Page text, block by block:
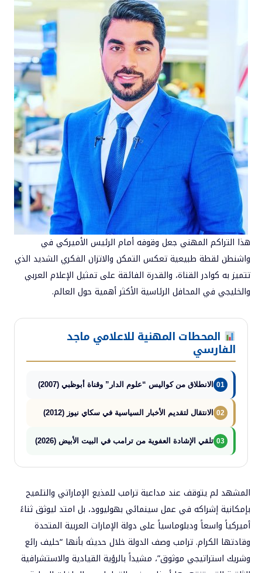
هذا التراكم المهني جعل وقوفه أمام الرئيس الأميركي في
واشنطن لقطة طبيعية تعكس التمكن والاتزان الفكري الشديد الذي
تتميز به كوادر القناة، والقدرة الفائقة على تمثيل الإعلام العربي
والخليجي في المحافل الرئاسية الأكثر أهمية حول العالم.
المحطات المهنية للاعلامي ماجد
الفارسي
01 الانطلاق من كواليس “علوم الدار” وقناة أبوظبي (2007)
02 الانتقال لتقديم الأخبار السياسية في سكاي نيوز (2012)
03 تلقي الإشادة العفوية من ترامب في البيت الأبيض (2026)
المشهد لم يتوقف عند مداعبة ترامب للمذيع الإماراتي والتلميح
بإمكانية إشراكه في عمل سينمائي بهوليوود، بل امتد ليوثق ثناءً
أميركياً واسعاً ودبلوماسياً على دولة الإمارات العربية المتحدة
وقادتها الكرام. ترامب وصف الدولة خلال حديثه بأنها “حليف رائع
وشريك استراتيجي موثوق”، مشيداً بالرؤية القيادية والاستشرافية